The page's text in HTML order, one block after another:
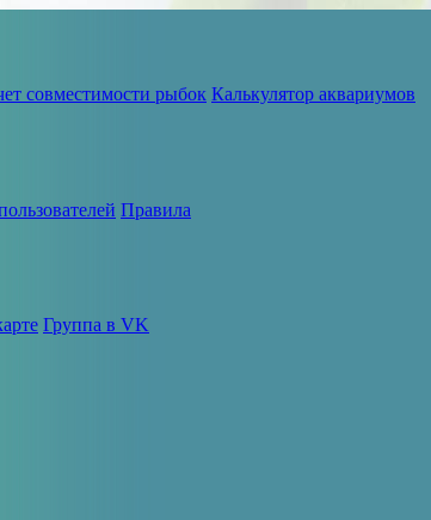
совместимости рыбок Калькулятор аквариумов
Правила
Группа в VK